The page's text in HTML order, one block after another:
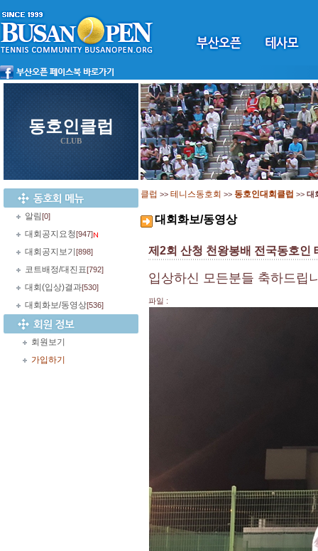
동호인클럽
CLUB
알림[0]
대회공지요청[947]
대회공지보기 [898]
코트배정/대진표[792]
대회(입상)결과[530]
대회화보/동영상[536]
회원보기
가입하기
클럽 >> 테니스동호회 >> 동호인대회클럽 >> 대
대회화보/동영상
제2회 산청 천왕봉배 전국동호인
입상하신 모든분들 축하드립
파일 :